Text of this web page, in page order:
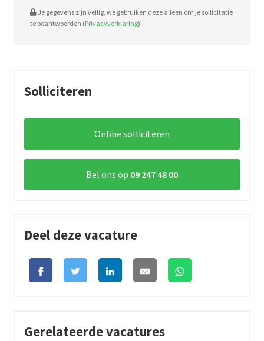
Je gegevens zijn veilig, we gebruiken deze alleen om je sollicitatie
te beantwoorden (Privacyverklaring).
Solliciteren
Online solliciteren
Bel ons op 09 247 48 00
Deel deze vacature
Gerelateerde vacatures